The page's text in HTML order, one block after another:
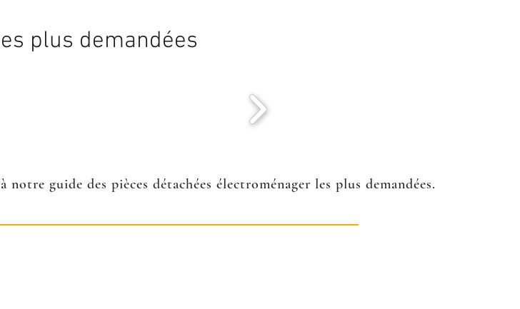
plus demandées
guide des pièces détachées électroménager les plus demandées.